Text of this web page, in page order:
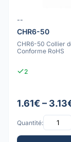
--
CHR6-50
CHR6-50 Collier
Conforme RoHS
2
1.61€ –
Quantité: